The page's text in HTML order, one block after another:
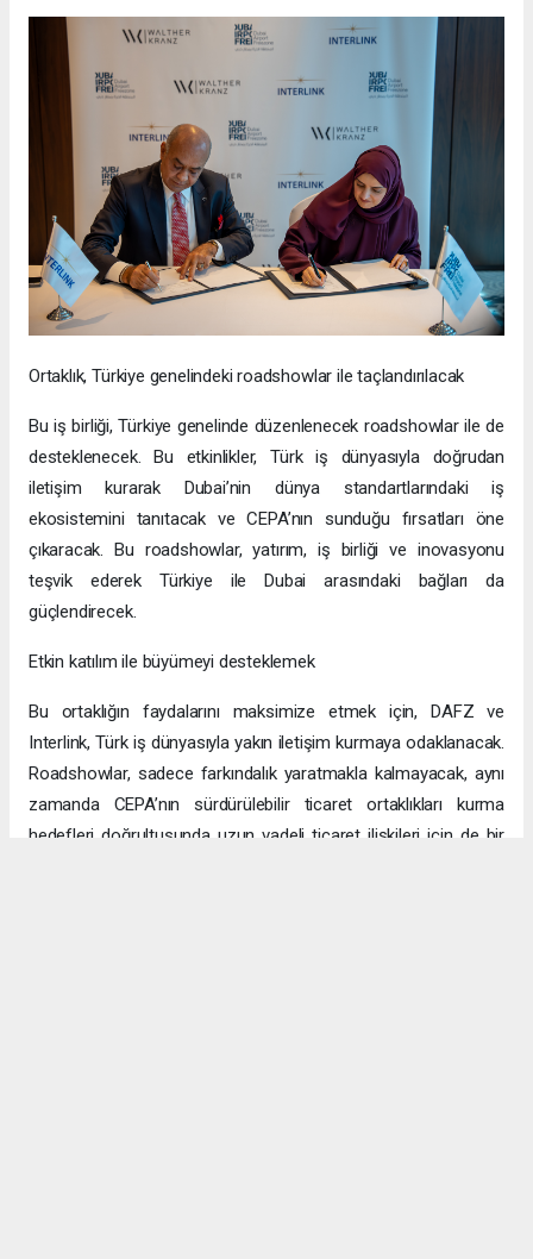
Ortaklık, Türkiye genelindeki roadshowlar ile taçlandırılacak
Bu iş birliği, Türkiye genelinde düzenlenecek roadshowlar ile de
desteklenecek. Bu etkinlikler, Türk iş dünyasıyla doğrudan
iletişim kurarak Dubai’nin dünya standartlarındaki iş
ekosistemini tanıtacak ve CEPA’nın sunduğu fırsatları öne
çıkaracak. Bu roadshowlar, yatırım, iş birliği ve inovasyonu
teşvik ederek Türkiye ile Dubai arasındaki bağları da
güçlendirecek.
Etkin katılım ile büyümeyi desteklemek
Bu ortaklığın faydalarını maksimize etmek için, DAFZ ve
Interlink, Türk iş dünyasıyla yakın iletişim kurmaya odaklanacak.
Roadshowlar, sadece farkındalık yaratmakla kalmayacak, aynı
zamanda CEPA’nın sürdürülebilir ticaret ortaklıkları kurma
hedefleri doğrultusunda uzun vadeli ticaret ilişkileri için de bir